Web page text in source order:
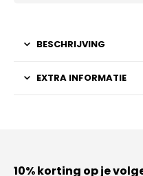
BESCHRIJVING
EXTRA INFORMATIE
10% korting op je